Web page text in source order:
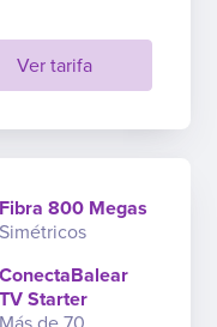
Ver tarifa
Fibra 800 Megas
Simétricos
ConectaBalear
TV Starter